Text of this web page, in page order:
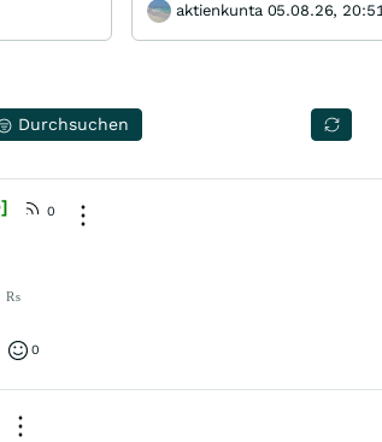
aktienkunta 05.08.26,
Durchsuchen
0
₨
0